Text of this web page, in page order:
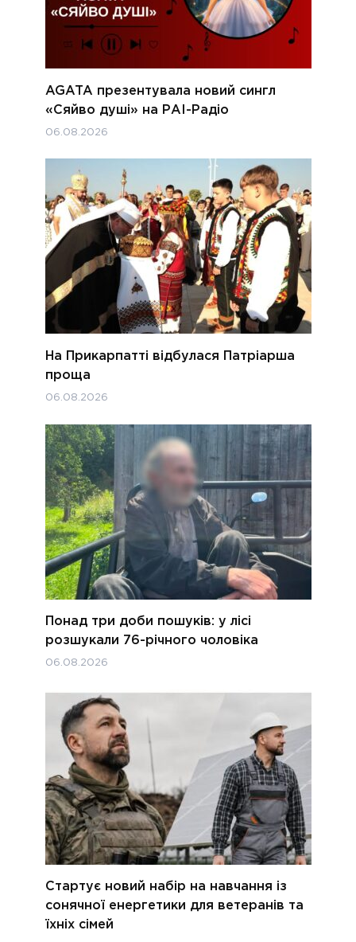
AGATA презентувала новий сингл
«Сяйво душі» на РАІ-Радіо
06.08.2026
На Прикарпатті відбулася Патріарша
проща
06.08.2026
Понад три доби пошуків: у лісі
розшукали 76-річного чоловіка
06.08.2026
Стартує новий набір на навчання із
сонячної енергетики для ветеранів та
їхніх сімей